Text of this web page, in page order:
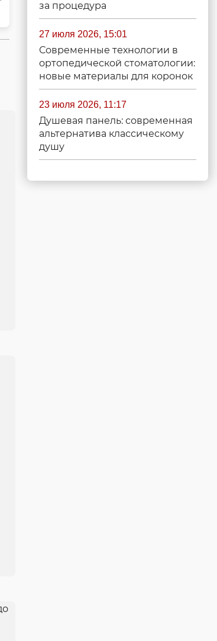
за процедура
27 июля 2026, 15:01
Современные технологии в
ортопедической стоматологии:
новые материалы для коронок
23 июля 2026, 11:17
Душевая панель: современная
альтернатива классическому
душу